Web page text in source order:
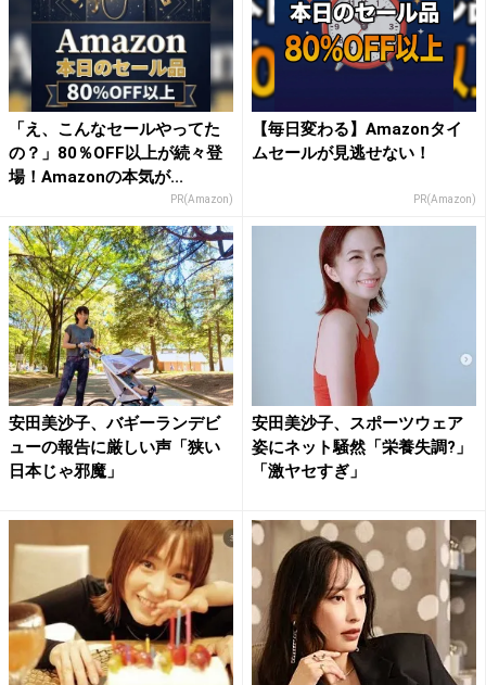
「え、こんなセールやってた
の？」80％OFF以上が続々登
場！Amazonの本気が...
PR(Amazon)
【毎日変わる】Amazonタイ
ムセールが見逃せない！
PR(Amazon)
安田美沙子、バギーランデビ
ューの報告に厳しい声「狭い
日本じゃ邪魔」
安田美沙子、スポーツウェア
姿にネット騒然「栄養失調?」
「激ヤセすぎ」